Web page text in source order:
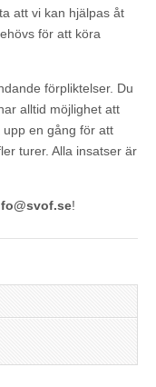
att vi kan hjälpas åt
för att köra
förpliktelser. Du
alltid möjlighet att
en gång för att
turer. Alla insatser är
!